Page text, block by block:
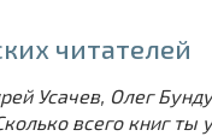
читателей
Усачев, Олег
всего книг ты